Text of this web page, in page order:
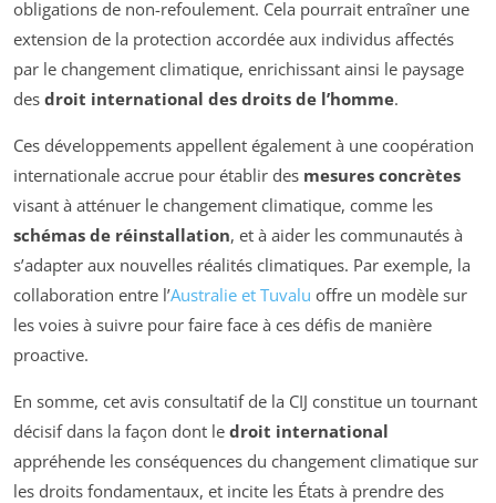
obligations de non-refoulement. Cela pourrait entraîner une
extension de la protection accordée aux individus affectés
par le changement climatique, enrichissant ainsi le paysage
des droit international des droits de l’homme.
Ces développements appellent également à une coopération
internationale accrue pour établir des mesures concrètes
visant à atténuer le changement climatique, comme les
schémas de réinstallation, et à aider les communautés à
s’adapter aux nouvelles réalités climatiques. Par exemple, la
collaboration entre l’Australie et Tuvalu offre un modèle sur
les voies à suivre pour faire face à ces défis de manière
proactive.
En somme, cet avis consultatif de la CIJ constitue un tournant
décisif dans la façon dont le droit international
appréhende les conséquences du changement climatique sur
les droits fondamentaux, et incite les États à prendre des